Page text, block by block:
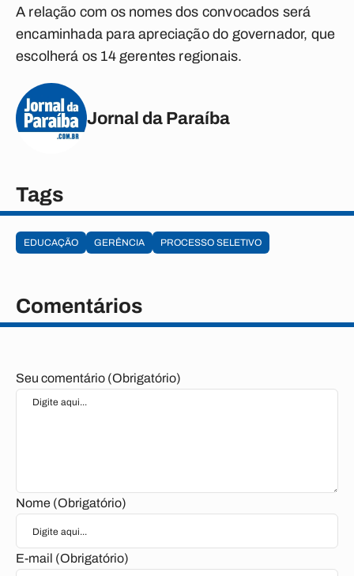
A relação com os nomes dos convocados será
encaminhada para apreciação do governador, que
escolherá os 14 gerentes regionais.
Jornal da Paraíba
Tags
EDUCAÇÃO GERÊNCIA PROCESSO SELETIVO
Comentários
Seu comentário (Obrigatório)
Nome (Obrigatório)
E-mail (Obrigatório)